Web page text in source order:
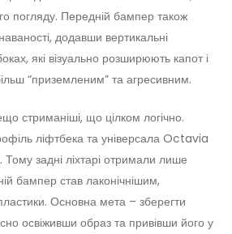
погляду. Передній бампер також
додавши вертикальні
які візуально розширюють капот і
“приземленим” та агресивним.
стриманіші, що цілком логічно.
ліфтбека та універсала Octavia
Тому задні ліхтарі отримали лише
бампер став лаконічнішим,
Основна мета – зберегти
освіживши образ та привівши його у